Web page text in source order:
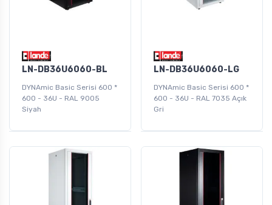
LN-DB36U6060-BL
DYNAmic Basic Serisi 600 *
600 - 36U - RAL 9005
Siyah
LN-DB36U6060-LG
DYNAmic Basic Serisi 600 *
600 - 36U - RAL 7035 Açık
Gri